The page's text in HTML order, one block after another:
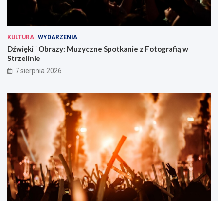
KULTURA WYDARZENIA
Dźwięki i Obrazy: Muzyczne Spotkanie z Fotografią w
Strzelinie
7 sierpnia 2026